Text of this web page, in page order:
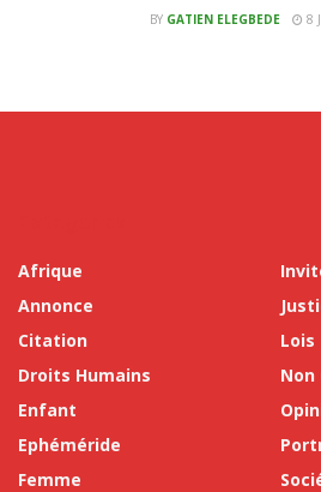
BY GATIEN ELEGBEDE 8
Afrique
Annonce
Citation
Droits Humains
Enfant
Ephéméride
Femme
Lois
Non